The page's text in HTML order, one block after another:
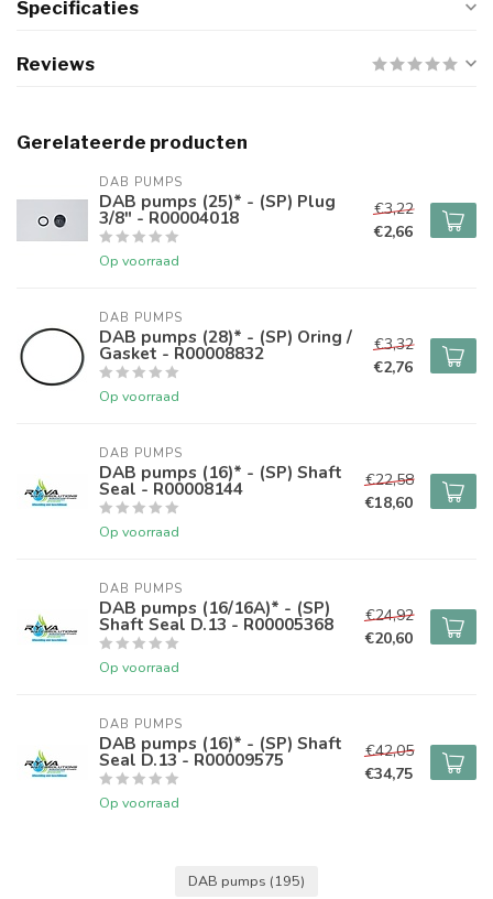
Specificaties
Reviews
Gerelateerde producten
DAB PUMPS
DAB pumps (25)* - (SP) Plug
3/8" - R00004018
Op voorraad
€3,22
€2,66
DAB PUMPS
DAB pumps (28)* - (SP) Oring /
Gasket - R00008832
Op voorraad
€3,32
€2,76
DAB PUMPS
DAB pumps (16)* - (SP) Shaft
Seal - R00008144
Op voorraad
€22,58
€18,60
DAB PUMPS
DAB pumps (16/16A)* - (SP)
Shaft Seal D.13 - R00005368
Op voorraad
€24,92
€20,60
DAB PUMPS
DAB pumps (16)* - (SP) Shaft
Seal D.13 - R00009575
Op voorraad
€42,05
€34,75
DAB pumps (195)